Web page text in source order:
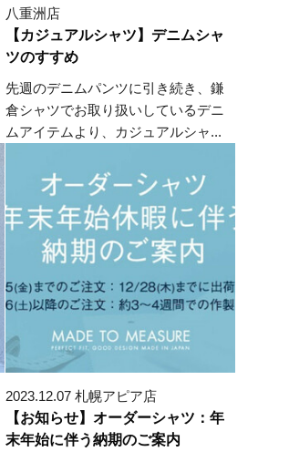
八重洲店
【カジュアルシャツ】デニムシャ
ツのすすめ
先週のデニムパンツに引き続き、鎌
倉シャツでお取り扱いしているデニ
ムアイテムより、カジュアルシャ...
2023.12.07 札幌アピア店
【お知らせ】オーダーシャツ：年
末年始に伴う納期のご案内